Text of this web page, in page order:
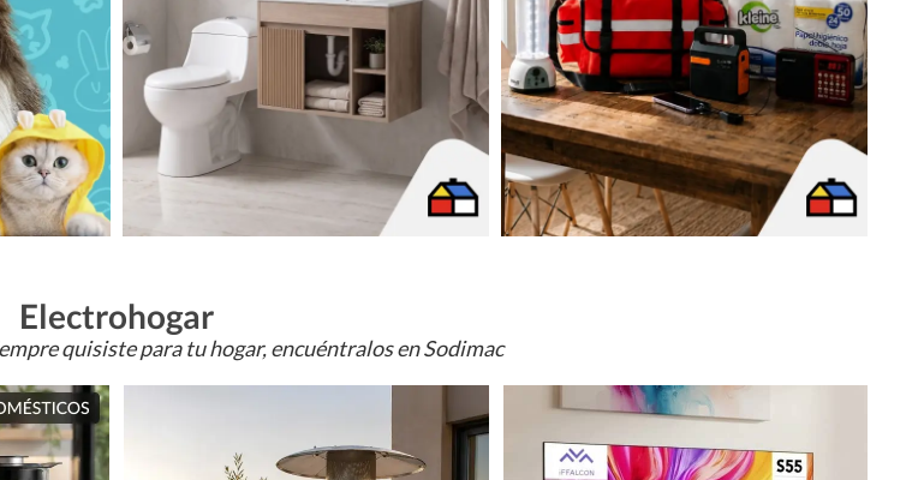
Electrohogar
quisiste para tu hogar, encuéntralos en Sodimac